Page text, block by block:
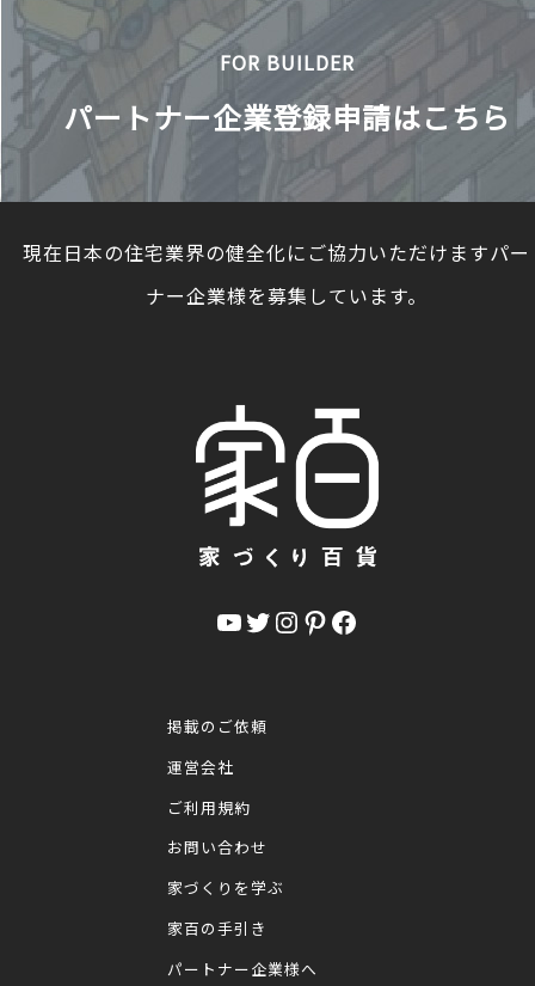
FOR BUILDER
パートナー企業登録申請はこちら
現在日本の住宅業界の健全化にご協力いただけますパ
ナー企業様を募集しています。
YouTube Twitter InstagramPinterest Facebook
掲載のご依頼
運営会社
ご利用規約
お問い合わせ
家づくりを学ぶ
家百の手引き
パートナー企業様へ